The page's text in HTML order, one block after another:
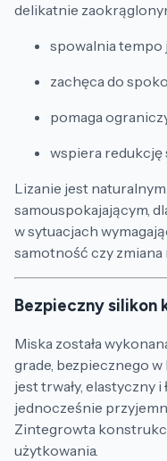
delikatnie
spowalnia tempo
zachęca do
pomaga
wspiera redukcję
Lizanie jest
samouspokajającym,
w sytuacjach
samotność czy zmiana
Bezpieczny silikon
Miska została
grade, bezpiecznego
jest trwały, elastyczny i
jednocześnie
Zintegrowta
użytkowania.